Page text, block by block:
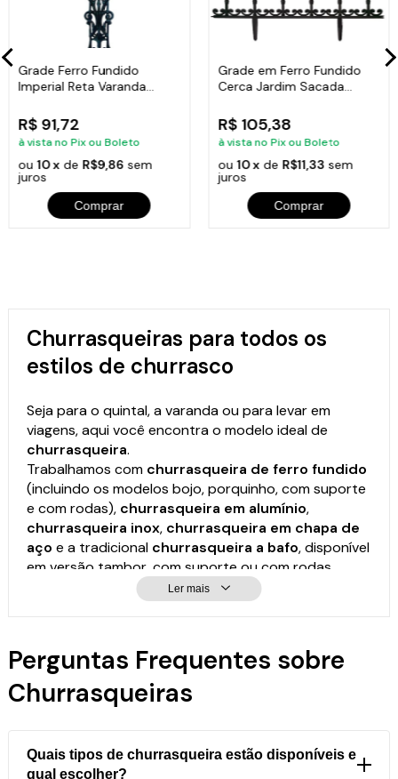
Grade Ferro Fundido
Imperial Reta Varanda
R$ 91,72
à vista no Pix ou Boleto
ou10 x de R$9,86 sem
juros
Comprar
Grade em Ferro Fundido
Cerca Jardim Sacada
R$ 105,38
à vista no Pix ou Boleto
ou 10 x de R$11,33 sem
juros
Comprar
Churrasqueiras para todos os
estilos de churrasco
Seja para o quintal, a varanda ou para levar em
viagens, aqui você encontra o modelo ideal de
churrasqueira.
Trabalhamos com churrasqueira de ferro fundido
(incluindo os modelos bojo, porquinho, com suporte
e com rodas), churrasqueira em alumínio,
churrasqueira inox, churrasqueira em chapa de
aço e a tradicional churrasqueira a bafo, disponível
em versão tambor, com suporte ou com rodas.
Para quem tem pouco espaço ou busca praticidade,
mini churrasqueira, okit churrasqueira
espetos e assados uniformes.
Ler mais
Perguntas Frequentes sobre
Churrasqueiras
Quais tipos de churrasqueira estão disponíveis e
qual escolher?